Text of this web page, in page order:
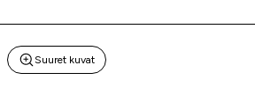
Suuret kuvat